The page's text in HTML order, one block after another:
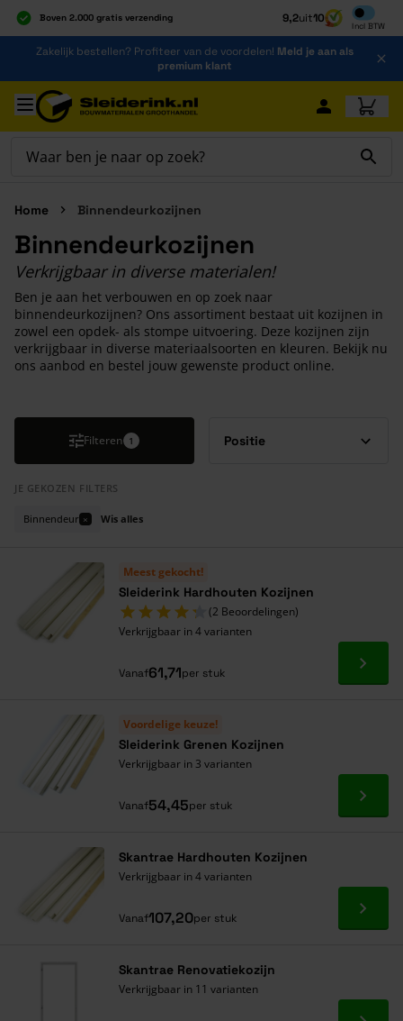
Boven 2.000 gratis verzending
Al 40 jaar dé specialist
Alles onder één dak
9,2uit10
Incl BTW
Inclusief
Ga naar de inhoud
Zakelijk bestellen? Profiteer van de voordelen! Meld je aan als
premium klant
Ga naar hoofdinhoud
Home Binnendeurkozijnen
Binnendeurkozijnen
Verkrijgbaar in diverse materialen!
Ben je aan het verbouwen en op zoek naar
binnendeurkozijnen? Ons assortiment bestaat uit kozijnen in
zowel een opdek- als stompe uitvoering. Deze kozijnen zijn
verkrijgbaar in diverse materiaalsoorten en kleuren. Bekijk nu
ons aanbod en bestel jouw gewenste product online.
Filteren 1
JE GEKOZEN FILTERS
Binnendeur × Wis alles
Meest gekocht!
Sleiderink Hardhouten Kozijnen
(2 Beoordelingen)
Verkrijgbaar in 4 varianten
Vanaf61,71per stuk Ga
Voordelige keuze!
Sleiderink Grenen Kozijnen
Verkrijgbaar in 3 varianten
Vanaf54,45per stuk Ga
Skantrae Hardhouten Kozijnen
Verkrijgbaar in 4 varianten
Vanaf107,20per stuk Ga
Skantrae Renovatiekozijn
Verkrijgbaar in 11 varianten